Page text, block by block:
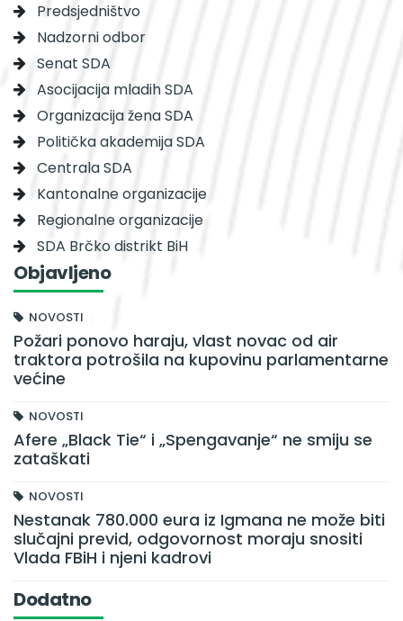
Predsjedništvo
Nadzorni odbor
Senat SDA
Asocijacija mladih SDA
Organizacija žena SDA
Politička akademija SDA
Centrala SDA
Kantonalne organizacije
Regionalne organizacije
SDA Brčko distrikt BiH
Objavljeno
NOVOSTI
Požari ponovo haraju, vlast novac od air
traktora potrošila na kupovinu parlamentarne
većine
NOVOSTI
Afere „Black Tie“ i „Spengavanje“ ne smiju se
zataškati
NOVOSTI
Nestanak 780.000 eura iz Igmana ne može biti
slučajni previd, odgovornost moraju snositi
Vlada FBiH i njeni kadrovi
Dodatno